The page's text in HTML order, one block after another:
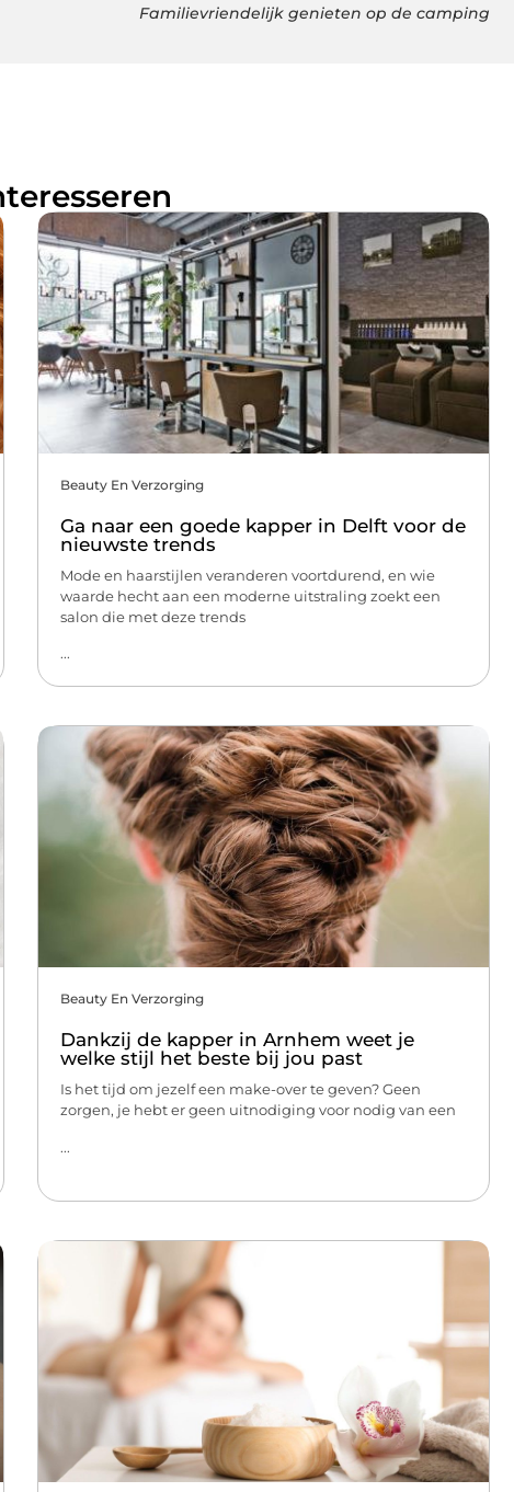
Familievriendelijk genieten op de camping
Beauty En Verzorging
Ga naar een goede kapper in Delft voor de
nieuwste trends
Mode en haarstijlen veranderen voortdurend, en wie
waarde hecht aan een moderne uitstraling zoekt een
salon die met deze trends
...
Beauty En Verzorging
Dankzij de kapper in Arnhem weet je
welke stijl het beste bij jou past
Is het tijd om jezelf een make-over te geven? Geen
zorgen, je hebt er geen uitnodiging voor nodig van een
...